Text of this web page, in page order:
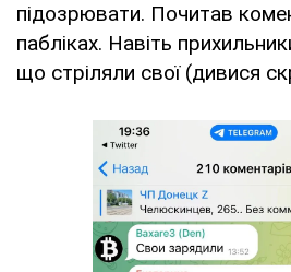
підозрювати. Почитав
пабліках. Навіть
що стріляли свої (дивися